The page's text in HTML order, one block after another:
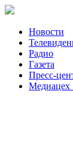
Новости
Радио
Газета
Пресс-
Медиацех